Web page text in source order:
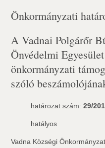
Önkormányzati
A Vadnai Polgárőr
Önvédelmi
önkormányzati
szóló
határozat szám:29/
hatályos
Vadna Községi